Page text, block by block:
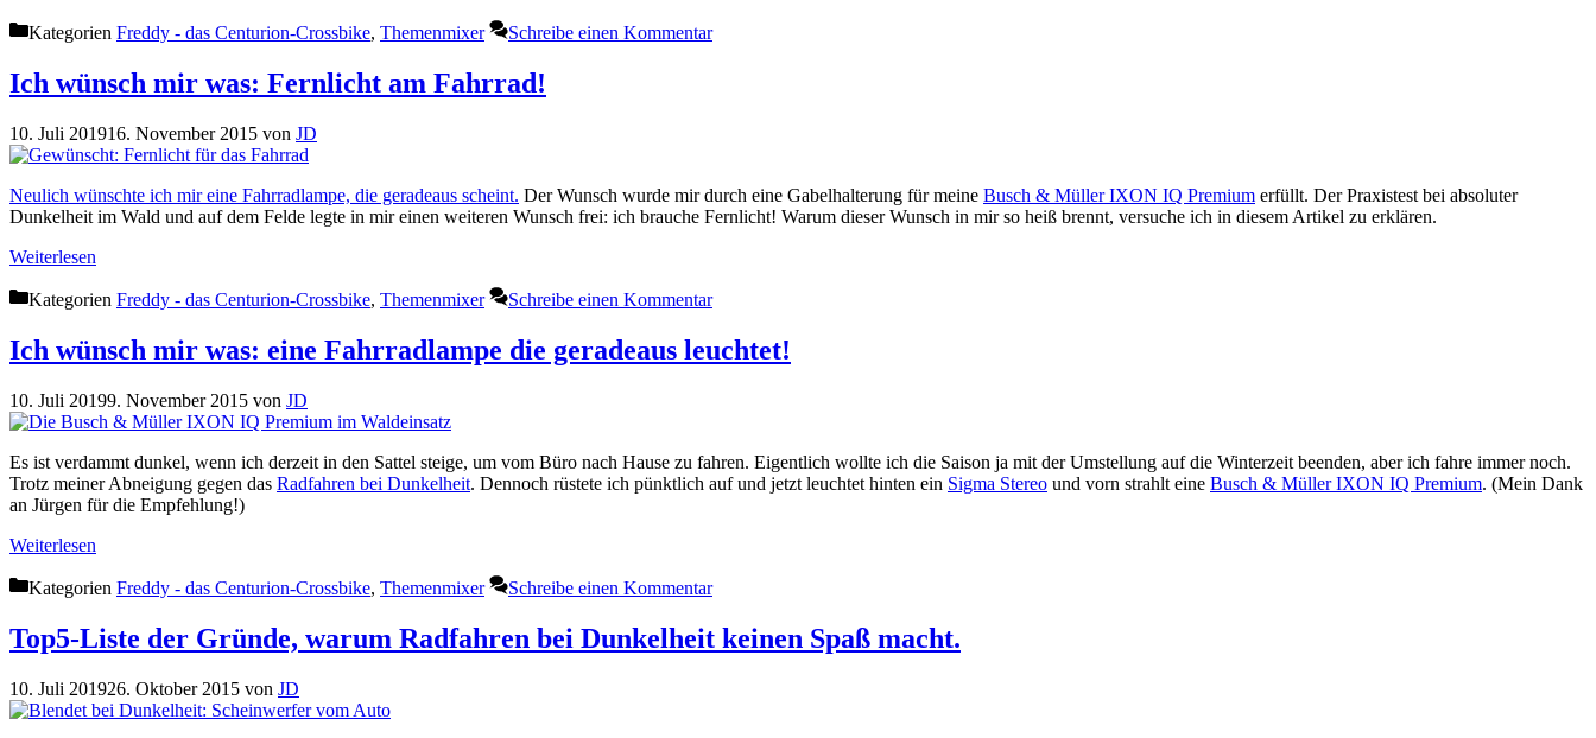
Kategorien Freddy - das Centurion-Crossbike, Themenmixer Schreibe einen Kommentar
Ich wünsch mir was: Fernlicht am Fahrrad!
10. Juli 201916. November 2015 von JD
Neulich wünschte ich mir eine Fahrradlampe, die geradeaus scheint. Der Wunsch wurde mir durch eine Gabelhalterung für meine Busch & Müller IXON IQ Premium erfüllt. Der Praxistest bei absoluter
Dunkelheit im Wald und auf dem Felde legte in mir einen weiteren Wunsch frei: ich brauche Fernlicht! Warum dieser Wunsch in mir so heiß brennt, versuche ich in diesem Artikel zu erklären.
Weiterlesen
Kategorien Freddy - das Centurion-Crossbike, Themenmixer Schreibe einen Kommentar
Ich wünsch mir was: eine Fahrradlampe die geradeaus leuchtet!
10. Juli 20199. November 2015 von JD
Es ist verdammt dunkel, wenn ich derzeit in den Sattel steige, um vom Büro nach Hause zu fahren. Eigentlich wollte ich die Saison ja mit der Umstellung auf die Winterzeit beenden, aber ich fahre immer noch.
Trotz meiner Abneigung gegen das Radfahren bei Dunkelheit. Dennoch rüstete ich pünktlich auf und jetzt leuchtet hinten ein Sigma Stereo und vorn strahlt eine Busch & Müller IXON IQ Premium. (Mein Dank
an Jürgen für die Empfehlung!)
Weiterlesen
Kategorien Freddy - das Centurion-Crossbike, Themenmixer Schreibe einen Kommentar
Top5-Liste der Gründe, warum Radfahren bei Dunkelheit keinen Spaß macht.
10. Juli 201926. Oktober 2015 von JD